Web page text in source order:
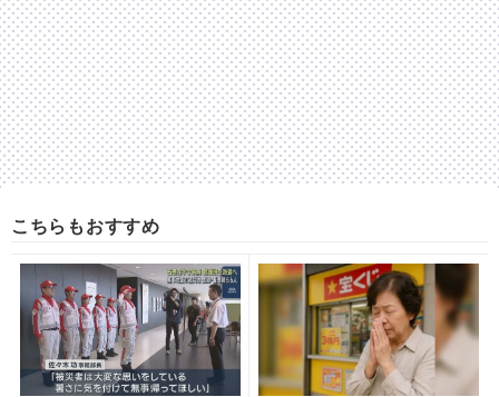
こちらもおすすめ